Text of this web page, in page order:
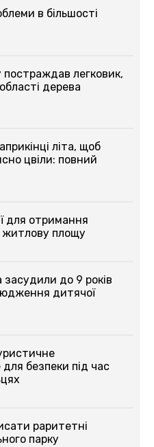
в більшості
постраждав легковик,
дерева
літа, щоб
цвіли: повний
для отримання
житлову площу
засудили до 9 років
дитячої
безпеки під час
раритетні
парку